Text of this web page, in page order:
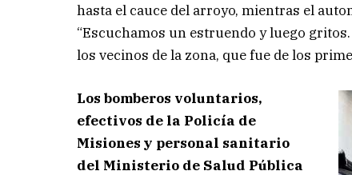
hasta el cauce del arroyo, mientras el
“Escuchamos un estruendo y luego
los vecinos de la zona, que fue de los
Los bomberos voluntarios,
efectivos de la Policía de
Misiones y personal sanitario
del Ministerio de Salud Pública